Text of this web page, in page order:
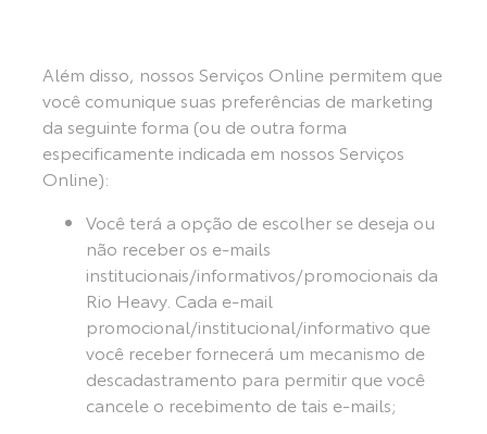
Além disso, nossos Serviços Online permitem que
você comunique suas preferências de marketing
da seguinte forma (ou de outra forma
especificamente indicada em nossos Serviços
Online):
Você terá a opção de escolher se deseja ou
não receber os e-mails
institucionais/informativos/promocionais da
Rio Heavy. Cada e-mail
promocional/institucional/informativo que
você receber fornecerá um mecanismo de
descadastramento para permitir que você
cancele o recebimento de tais e-mails;